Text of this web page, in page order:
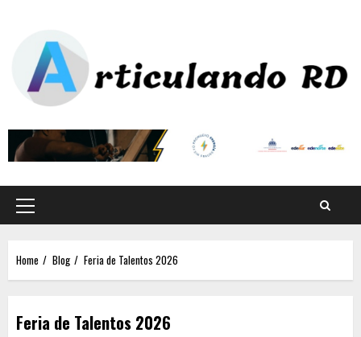
Home Blog Feria de Talentos 2026
Feria de Talentos 2026